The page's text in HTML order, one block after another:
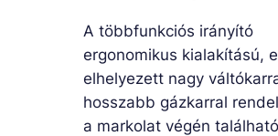
A többfunkciós irányító
ergonomikus kialakítású,
elhelyezett nagy
hosszabb gázkarral
a markolat végén